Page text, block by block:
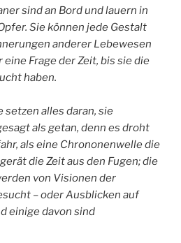
sind an Bord und lauern in
Sie können jede Gestalt
anderer Lebewesen
Frage der Zeit, bis sie die
haben.
setzen alles daran, sie
als getan, denn es droht
als eine Chrononenwelle die
die Zeit aus den Fugen; die
von Visionen der
– oder Ausblicken auf
einige davon sind